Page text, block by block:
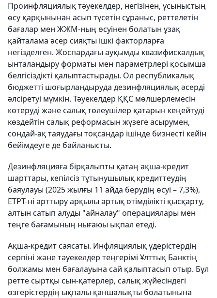
Проинфляциялық тәуекелдер, негiзiнен, ұсыныстың
өсу қарқынынан асып түсетін сұраныс, реттелетiн
бағалар мен ЖЖМ-ның өсуiнен болатын ұзақ
қайталама әсер сияқты iшкi факторларға
негiзделген. Жоспардағы ауқымды квазифискалдық
ынталандыру форматы мен параметрлері қосымша
белгісіздікті қалыптастырады. Ол республикалық
бюджетті шоғырландыруда дезинфляциялық әсерді
әлсіретуі мүмкін. Тәуекелдер ҚҚС мөлшерлемесін
көтеруді және салық төлеушілер қатарын кеңейтуді
көздейтін салық реформасын жүзеге асырумен,
сондай-ақ таяудағы тоқсандар ішінде бизнесті кейін
бейімдеуге де байланысты.
Дезинфляцияға бірқалыпты қатаң ақша-кредит
шарттары, кепілсіз тұтынушылық кредиттеудің
баяулауы (2025 жылғы 11 айда берудің өсуі – 7,3%),
ЕТРТ-ні арттыру арқылы артық өтімділікті қысқарту,
алтын сатып алуды "айналау" операциялары мен
теңге бағамының нығаюы ықпал етеді.
Ақша-кредит саясаты. Инфляциялық үдерістердің
серпіні және тәуекелдер теңгерімі Ұлттық Банктің
болжамы мен бағалауына сай қалыптасып отыр. Бұл
ретте сыртқы сын-қатерлер, салық жүйесіндегі
өзгерістердің ықпалы қаншалықты болатынына